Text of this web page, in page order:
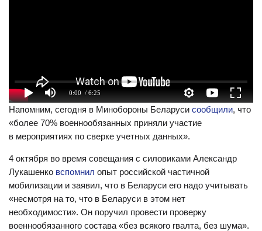
0:00 / 6:25
Напомним, сегодня в Минобороны Беларуси сообщили, что
«более 70% военнообязанных приняли участие
в мероприятиях по сверке учетных данных».
4 октября во время совещания с силовиками Александр
Лукашенко вспомнил опыт российской частичной
мобилизации и заявил, что в Беларуси его надо учитывать
«несмотря на то, что в Беларуси в этом нет
необходимости». Он поручил провести проверку
военнообязанного состава «без всякого гвалта, без шума».